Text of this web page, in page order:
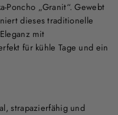
Poncho „Granit“. Gewebt
dieses traditionelle
mit
für kühle Tage und ein
strapazierfähig und